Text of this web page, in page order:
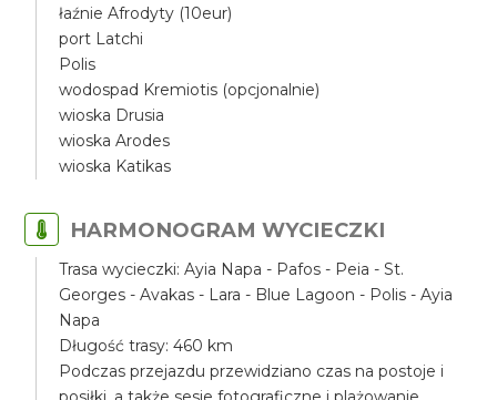
łaźnie Afrodyty (10eur)
port Latchi
Polis
wodospad Kremiotis (opcjonalnie)
wioska Drusia
wioska Arodes
wioska Katikas
HARMONOGRAM WYCIECZKI
Trasa wycieczki: Ayia Napa - Pafos - Peia - St.
Georges - Avakas - Lara - Blue Lagoon - Polis - Ayia
Napa
Długość trasy: 460 km
Podczas przejazdu przewidziano czas na postoje i